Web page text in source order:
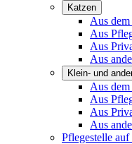
Katzen
Aus
Aus
Aus
Aus
Klein- und
Aus
Aus
Aus
Aus
Pflegestelle